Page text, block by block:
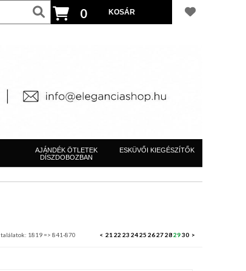
0
AJÁNDÉK ÖTLETEK
DÍSZDOBOZBAN
ESKÜVŐI KIEGÉSZÍTŐK
< 21 22 23 2425 2627282930 >
találatok: 1819 => 841-870